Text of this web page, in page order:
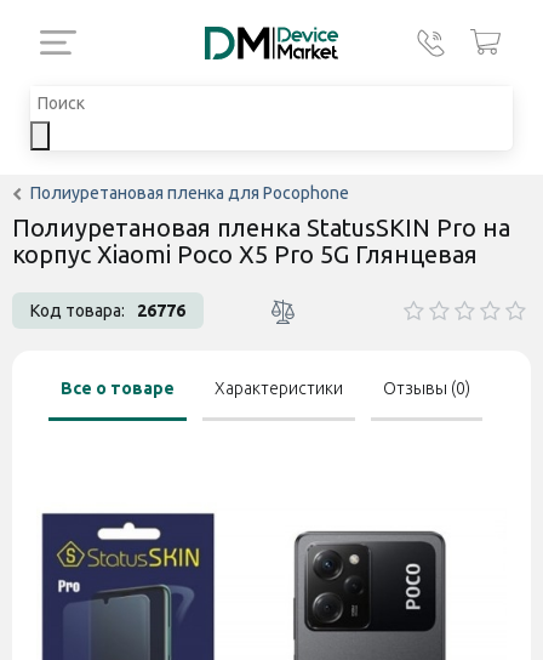
Полиуретановая пленка для Pocophone
Полиуретановая пленка StatusSKIN Pro на
корпус Xiaomi Poco X5 Pro 5G Глянцевая
Код товара: 26776
Все о товаре Характеристики Отзывы (0)